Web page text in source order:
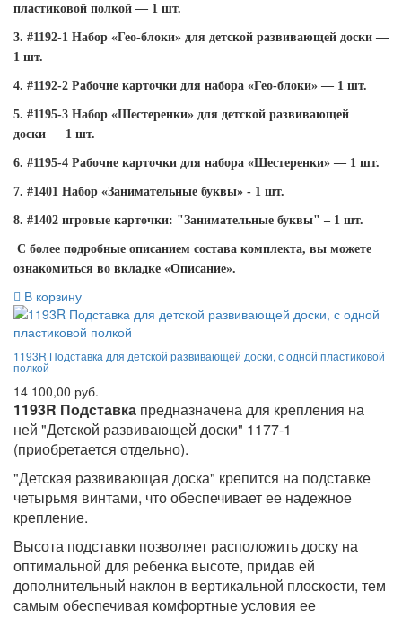
пластиковой полкой — 1 шт.
3. #1192-1 Набор «Гео-блоки» для детской развивающей доски —
1 шт.
4. #1192-2 Рабочие карточки для набора «Гео-блоки» — 1 шт.
5. #1195-3 Набор «Шестеренки» для детской развивающей
доски — 1 шт.
6. #1195-4 Рабочие карточки для набора «Шестеренки» — 1 шт.
7. #1401 Набор «Занимательные буквы» - 1 шт.
8. #1402 игровые карточки: "Занимательные буквы" – 1 шт.
С более подробные описанием состава комплекта, вы можете
ознакомиться во вкладке «Описание».
В корзину
1193R Подставка для детской развивающей доски, с одной пластиковой
полкой
14 100,00 руб.
1193R Подставка предназначена для крепления на
ней "Детской развивающей доски" 1177-1
(приобретается отдельно).
"Детская развивающая доска" крепится на подставке
четырьмя винтами, что обеспечивает ее надежное
крепление.
Высота подставки позволяет расположить доску на
оптимальной для ребенка высоте, придав ей
дополнительный наклон в вертикальной плоскости, тем
самым обеспечивая комфортные условия ее